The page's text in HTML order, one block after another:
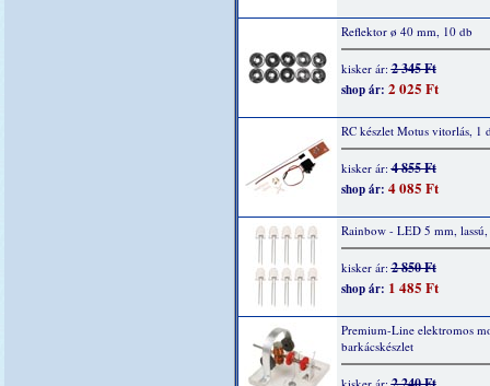
Reflektor ø 40 mm, 10 db
kisker ár:2 345 Ft
shop ár: 2 025 Ft
RC készlet Motus vitorlás, 1
kisker ár:4 855 Ft
shop ár: 4 085 Ft
Rainbow - LED 5 mm,
kisker ár:2 850 Ft
shop ár: 1 485 Ft
Premium-Line elektromos
barkácskészlet